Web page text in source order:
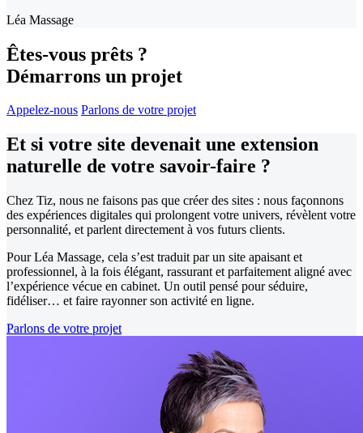
Léa Massage
Êtes-vous prêts ?
Démarrons un projet
Appelez-nous Parlons de votre projet
Et si votre site devenait une extension
naturelle de votre savoir-faire ?
Chez Tiz, nous ne faisons pas que créer des sites : nous façonnons
des expériences digitales qui prolongent votre univers, révèlent votre
personnalité, et parlent directement à vos futurs clients.
Pour Léa Massage, cela s’est traduit par un site apaisant et
professionnel, à la fois élégant, rassurant et parfaitement aligné avec
l’expérience vécue en cabinet. Un outil pensé pour séduire,
fidéliser… et faire rayonner son activité en ligne.
Parlons de votre projet